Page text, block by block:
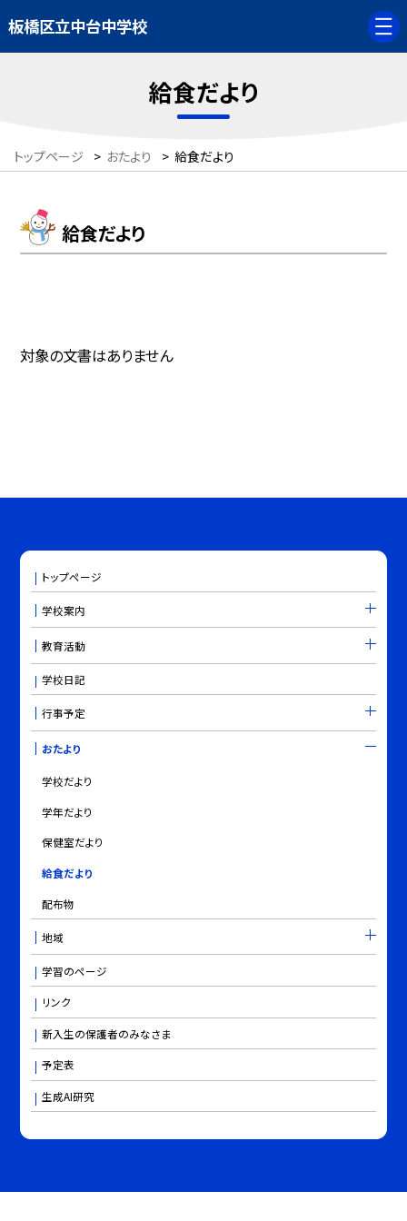
板橋区立中台中学校
給食だより
トップページ > おたより > 給食だより
給食だより
対象の文書はありません
トップページ
学校案内
教育活動
学校日記
行事予定
おたより
学校だより
学年だより
保健室だより
給食だより
配布物
地域
学習のページ
リンク
新入生の保護者のみなさま
予定表
生成AI研究